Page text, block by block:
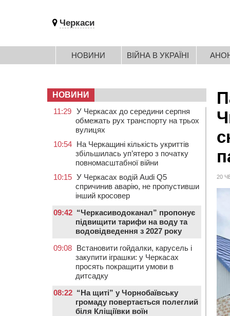
Черкаси
НОВИНИ ВІЙНА В УКРАЇНІ
20
НОВИНИ
11:29 У Черкасах до середини серпня
обмежать рух транспорту на трьох
вулицях
10:54 На Черкащині кількість укриттів
збільшилась уп’ятеро з початку
повномасштабної війни
10:15 У Черкасах водій Audi Q5
спричинив аварію, не пропустивши
інший кросовер
09:42 “Черкасиводоканал” пропонує
підвищити тарифи на воду та
водовідведення з 2027 року
09:08 Встановити гойдалки, карусель і
закупити іграшки: у Черкасах
просять покращити умови в
дитсадку
08:22 “На щиті” у Чорнобаївську
громаду повертається полеглий
біля Кліщіївки воїн